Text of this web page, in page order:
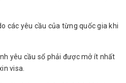
các yêu cầu của từng quốc gia khi
yêu cầu sổ phải được mở ít nhất
visa.